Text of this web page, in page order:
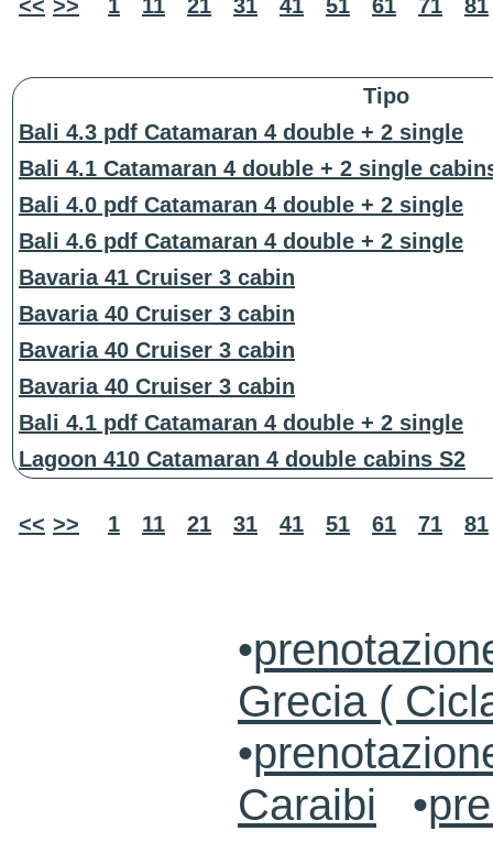
<< >> 1 11 21 31 41 51 61 71 81
Tipo
Bali 4.3 pdf Catamaran 4 double + 2 single
Bali 4.1 Catamaran 4 double + 2 single
Bali 4.0 pdf Catamaran 4 double + 2 single
Bali 4.6 pdf Catamaran 4 double + 2 single
Bavaria 41 Cruiser 3 cabin
Bavaria 40 Cruiser 3 cabin
Bavaria 40 Cruiser 3 cabin
Bavaria 40 Cruiser 3 cabin
Bali 4.1 pdf Catamaran 4 double + 2 single
Lagoon 410 Catamaran 4 double cabins S2
<< >> 1 11 21 31 41 51 61 71 81
•
Grecia (
•
Caraibi •